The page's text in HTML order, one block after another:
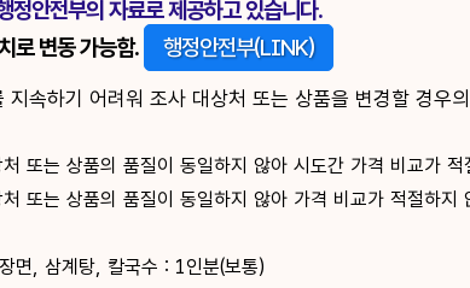
정안전부의 자료로 제공하고 있습니다.
로 변동 가능함.
행정안전부(LINK)
속하기 어려워 조사 대상처 또는 상품을 변경할 경우
또는 상품의 품질이 동일하지 않아 시도간 가격 비교가 적
또는 상품의 품질이 동일하지 않아 가격 비교가 적절하지
면, 삼계탕, 칼국수 : 1인분(보통)